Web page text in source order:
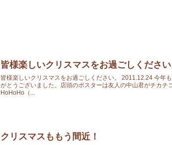
皆様楽しいクリスマスをお過ごしください
皆様楽しいクリスマスをお過ごしください。 2011.12.24 今年
がとうございました。店頭のポスターは友人の中山君がチカチ
HoHoHo（...
クリスマスももう間近！